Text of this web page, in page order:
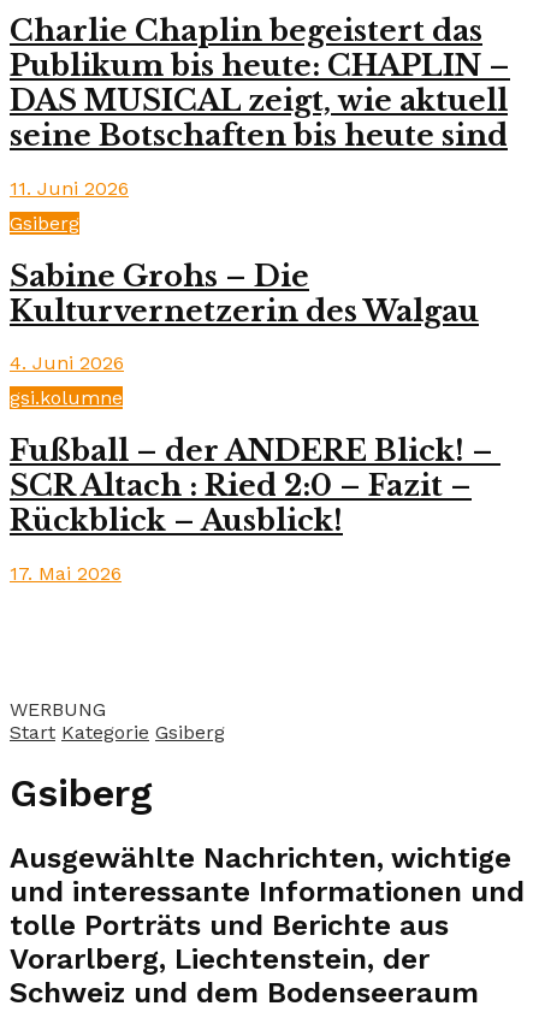
Charlie Chaplin begeistert das
Publikum bis heute: CHAPLIN –
DAS MUSICAL zeigt, wie aktuell
seine Botschaften bis heute sind
11. Juni 2026
Gsiberg
Sabine Grohs – Die
Kulturvernetzerin des Walgau
4. Juni 2026
gsi.kolumne
Fußball – der ANDERE Blick! –
SCR Altach : Ried 2:0 – Fazit –
Rückblick – Ausblick!
17. Mai 2026
WERBUNG
Start Kategorie Gsiberg
Gsiberg
Ausgewählte Nachrichten, wichtige
und interessante Informationen und
tolle Porträts und Berichte aus
Vorarlberg, Liechtenstein, der
Schweiz und dem Bodenseeraum